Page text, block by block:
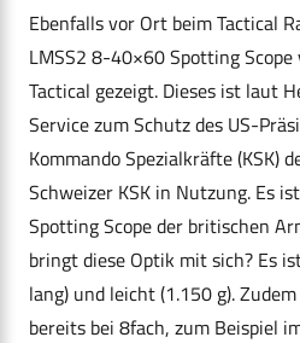
Ebenfalls vor Ort beim Tactical
LMSS2 8-40×60 Spotting
Tactical gezeigt. Dieses ist laut
Service zum Schutz des US-
Kommando Spezialkräfte (KSK)
Schweizer KSK in Nutzung. Es
Spotting Scope der britischen
bringt diese Optik mit sich? Es
lang) und leicht (1.150 g).
bereits bei 8fach, zum Beispiel